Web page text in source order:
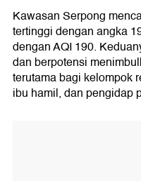
Kawasan Serpong
tertinggi dengan angka
dengan AQI 190.
dan berpotensi
terutama bagi kelompok
ibu hamil, dan pengidap